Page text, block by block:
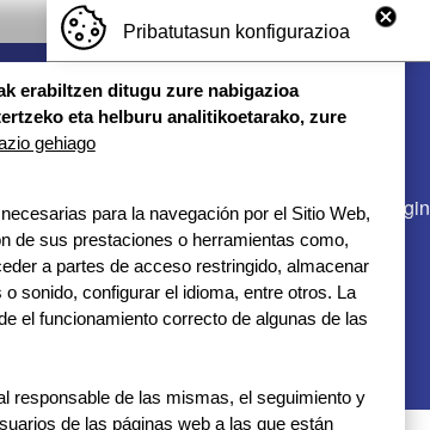
reservados
Contacto Gurekin lan egin
Pribatutasun konfigurazioa
erabiltzen ditugu zure nabigazioa
eta helburu analitikoetarako, zure
gehiago
para la navegación por el Sitio Web,
de sus prestaciones o herramientas como,
a partes de acceso restringido, almacenar
sonido, configurar el idioma, entre otros. La
el funcionamiento correcto de algunas de las
responsable de las mismas, el seguimiento y
de las páginas web a las que están